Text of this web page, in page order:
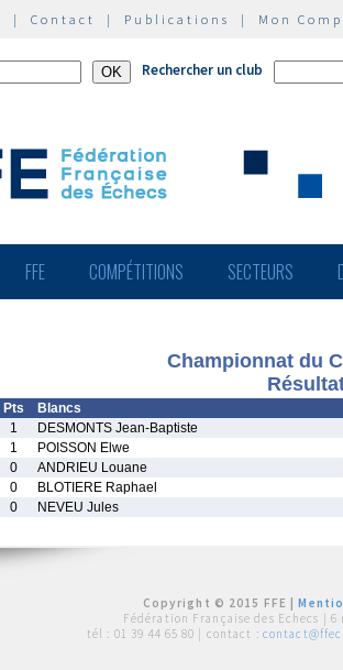
| Contact | Publications | Mon
Rechercher un club
FFE COMPÉTITIONS SECTEURS
Championnat du
Pts Blancs
1 DESMONTS Jean-Baptiste
1 POISSON Elwe
0 ANDRIEU Louane
0 BLOTIERE Raphael
0 NEVEU Jules
Copyright © 2015 FFE |
Fédération Française des Echecs | 6
tél : 01 39 44 65 80 | contact :